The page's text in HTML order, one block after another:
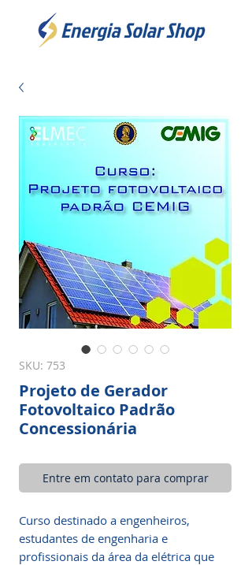
SKU: 753
Projeto de Gerador
Fotovoltaico Padrão
Concessionária
Entre em contato para comprar
Curso destinado a engenheiros,
estudantes de engenharia e
profissionais da área da elétrica que